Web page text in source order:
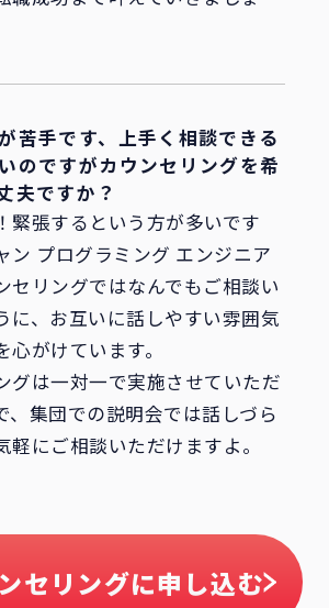
苦手です、上手く相談できる
のですがカウンセリングを希
夫ですか？
緊張するという方が多いです
ン プログラミング エンジニア
セリングではなんでもご相談い
に、お互いに話しやすい雰囲気
心がけています。
グは一対一で実施させていただ
、集団での説明会では話しづら
軽にご相談いただけますよ。
セリングに申し込む